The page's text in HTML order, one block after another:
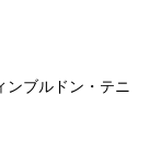
ンブルドン・テニ